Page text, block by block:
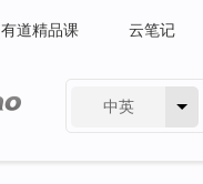
有道精品课 云笔记
中英